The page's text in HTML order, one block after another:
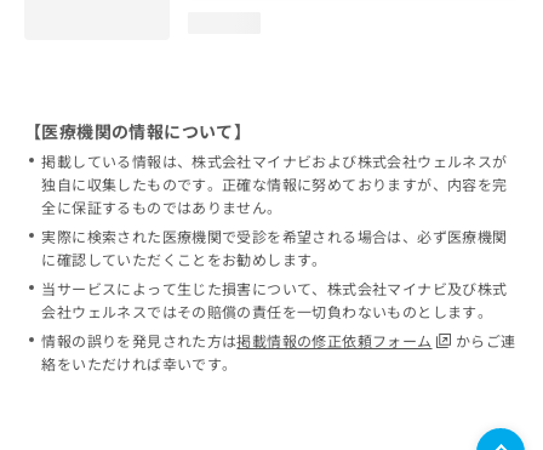
【医療機関の情報について】
掲載している情報は、株式会社マイナビおよび株式会社ウェルネスが
独自に収集したものです。正確な情報に努めておりますが、内容を完
全に保証するものではありません。
実際に検索された医療機関で受診を希望される場合は、必ず医療機関
に確認していただくことをお勧めします。
当サービスによって生じた損害について、株式会社マイナビ及び株式
会社ウェルネスではその賠償の責任を一切負わないものとします。
情報の誤りを発見された方は掲載情報の修正依頼フォーム
からご連
絡をいただければ幸いです。